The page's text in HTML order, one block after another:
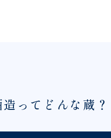
ってどんな蔵？